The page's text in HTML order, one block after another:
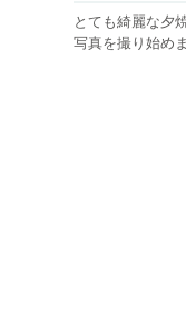
とても綺麗な夕
写真を撮り始め